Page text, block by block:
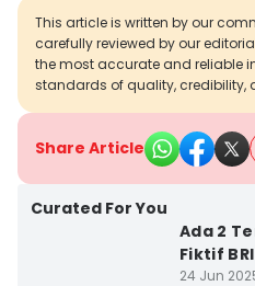
This article is written by our
carefully reviewed by our
the most accurate and reliable
standards of quality, credibility,
Share Article
Curated For You
Ada 2
Fiktif
24 Jun